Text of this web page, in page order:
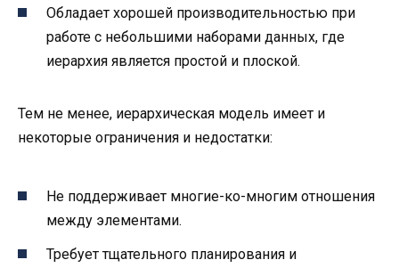
Обладает хорошей производительностью при
работе с небольшими наборами данных, где
иерархия является простой и плоской.
Тем не менее, иерархическая модель имеет и
некоторые ограничения и недостатки:
Не поддерживает многие-ко-многим отношения
между элементами.
Требует тщательного планирования и